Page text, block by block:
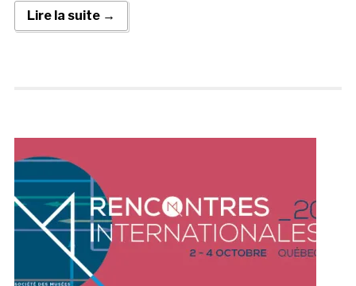
Lire la suite →